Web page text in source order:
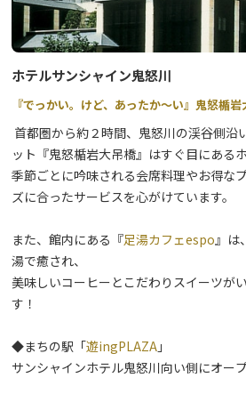
ホテルサンシャイン鬼怒川
『でっかい。けど、あったか～い』鬼怒楯
首都圏から約２時間、鬼怒川の渓谷側沿
ット『鬼怒楯岩大吊橋』はすぐ目にあるホ
季節ごとに吟味される会席料理やお得な
ズに合ったサービスを心がけています。
また、館内にある『足湯カフェespo』は
湯で癒され、
美味しいコーヒーとこだわりスイーツが
す！
◆まちの駅「遊ingPLAZA 」
サンシャインホテル鬼怒川向い側にオー